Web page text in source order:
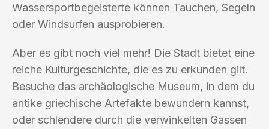
Wassersportbegeisterte können Tauchen, Segeln
oder Windsurfen ausprobieren.
Aber es gibt noch viel mehr! Die Stadt bietet eine
reiche Kulturgeschichte, die es zu erkunden gilt.
Besuche das archäologische Museum, in dem du
antike griechische Artefakte bewundern kannst,
oder schlendere durch die verwinkelten Gassen